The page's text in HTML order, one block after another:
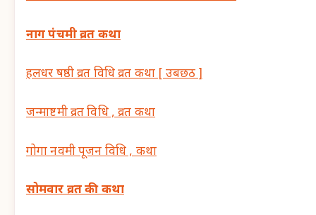
नाग पंचमी व्रत कथा
हलधर षष्ठी व्रत विधि व्रत कथा [ उबछठ ]
जन्माष्टमी व्रत विधि , व्रत कथा
गोगा नवमी पूजन विधि , कथा
सोमवार व्रत की कथा